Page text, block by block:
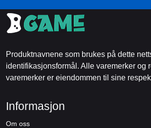
Produktnavnene som brukes på dette
identifikasjonsformål. Alle varemerker og
varemerker er eiendommen til sine
Informasjon
Om oss